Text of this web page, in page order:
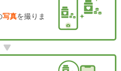
写真を撮りま